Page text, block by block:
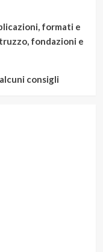
formati e
fondazioni e
consigli